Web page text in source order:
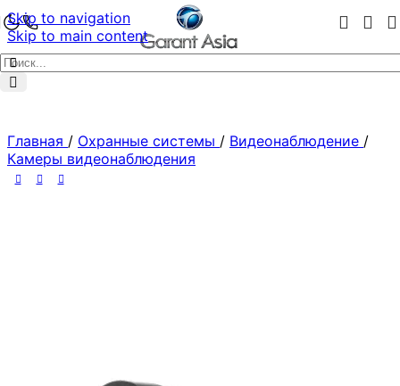
Skip to navigation
Skip to main content
Главная / Охранные системы / Видеонаблюдение /
Камеры видеонаблюдения